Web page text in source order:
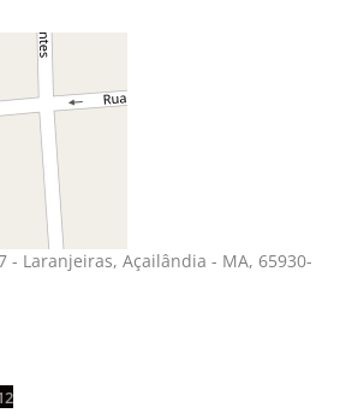
- Laranjeiras, Açailândia - MA, 65930-